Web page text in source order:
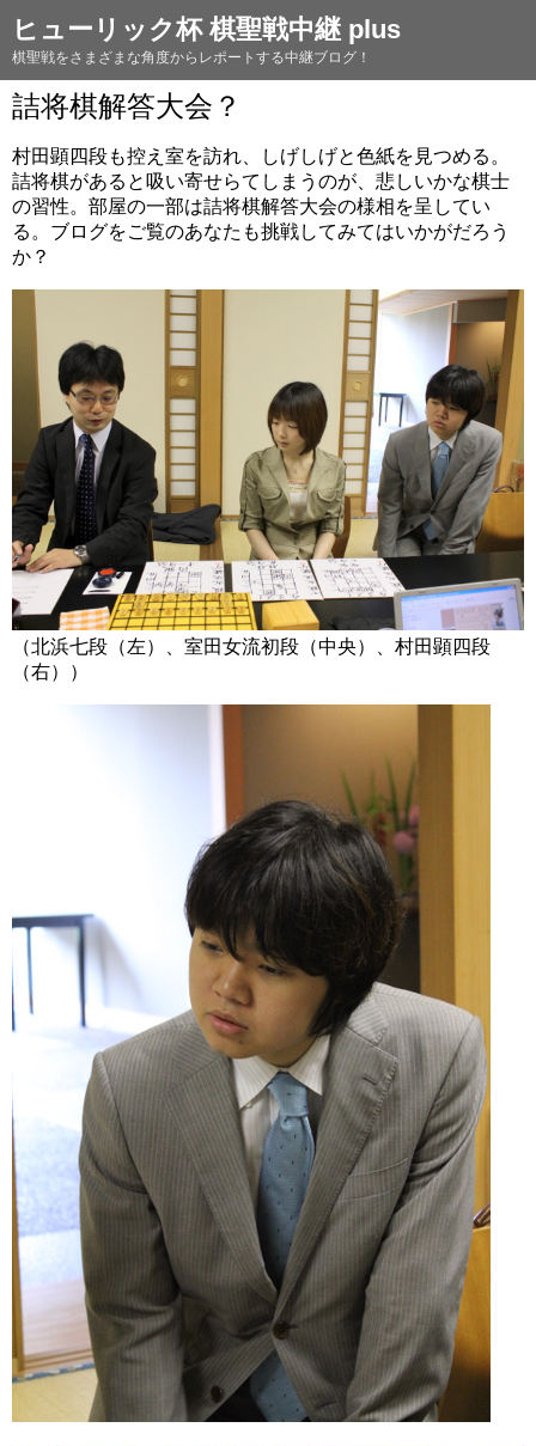
ヒューリック杯 棋聖戦中継 plus
棋聖戦をさまざまな角度からレポートする中継ブログ！
詰将棋解答大会？
村田顕四段も控え室を訪れ、しげしげと色紙を見つめる。
詰将棋があると吸い寄せらてしまうのが、悲しいかな棋士
の習性。部屋の一部は詰将棋解答大会の様相を呈してい
る。ブログをご覧のあなたも挑戦してみてはいかがだろう
か？
（北浜七段（左）、室田女流初段（中央）、村田顕四段
（右））